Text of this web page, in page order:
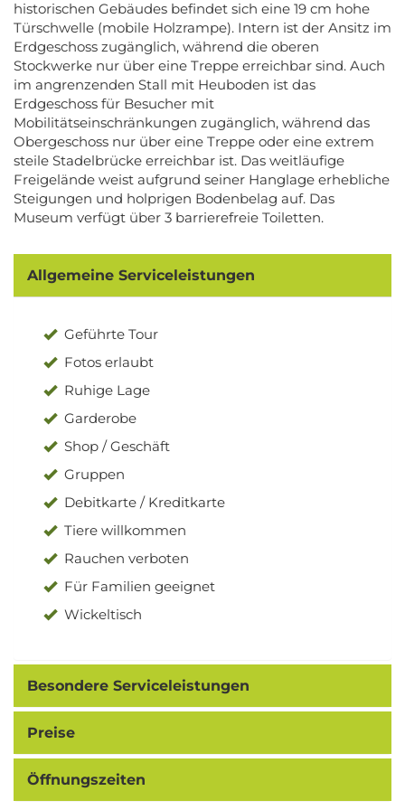
historischen Gebäudes befindet sich eine 19 cm hohe
Türschwelle (mobile Holzrampe). Intern ist der Ansitz im
Erdgeschoss zugänglich, während die oberen
Stockwerke nur über eine Treppe erreichbar sind. Auch
im angrenzenden Stall mit Heuboden ist das
Erdgeschoss für Besucher mit
Mobilitätseinschränkungen zugänglich, während das
Obergeschoss nur über eine Treppe oder eine extrem
steile Stadelbrücke erreichbar ist. Das weitläufige
Freigelände weist aufgrund seiner Hanglage erhebliche
Steigungen und holprigen Bodenbelag auf. Das
Museum verfügt über 3 barrierefreie Toiletten.
Allgemeine Serviceleistungen
Geführte Tour
Fotos erlaubt
Ruhige Lage
Garderobe
Shop / Geschäft
Gruppen
Debitkarte / Kreditkarte
Tiere willkommen
Rauchen verboten
Für Familien geeignet
Wickeltisch
Besondere Serviceleistungen
Preise
Öffnungszeiten